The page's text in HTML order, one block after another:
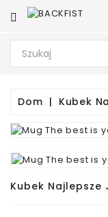
KATEGORIA
Strona
Sprzęt
Treningowy
Rękawice
Bokserskie
Dom Kubek
Kubek Najlepsze